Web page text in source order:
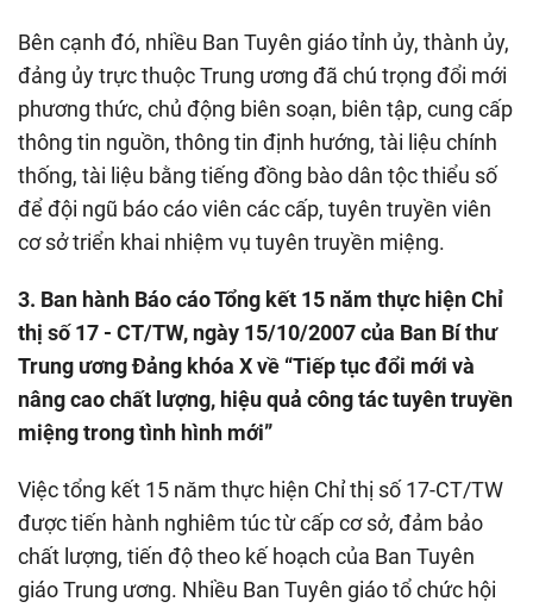
Bên cạnh đó, nhiều Ban Tuyên giáo tỉnh ủy, thành ủy,
đảng ủy trực thuộc Trung ương đã chú trọng đổi mới
phương thức, chủ động biên soạn, biên tập, cung cấp
thông tin nguồn, thông tin định hướng, tài liệu chính
thống, tài liệu bằng tiếng đồng bào dân tộc thiểu số
để đội ngũ báo cáo viên các cấp, tuyên truyền viên
cơ sở triển khai nhiệm vụ tuyên truyền miệng.
3. Ban hành Báo cáo Tổng kết 15 năm thực hiện Chỉ
thị số 17 - CT/TW, ngày 15/10/2007 của Ban Bí thư
Trung ương Đảng khóa X về “Tiếp tục đổi mới và
nâng cao chất lượng, hiệu quả công tác tuyên truyền
miệng trong tình hình mới”
Việc tổng kết 15 năm thực hiện Chỉ thị số 17-CT/TW
được tiến hành nghiêm túc từ cấp cơ sở, đảm bảo
chất lượng, tiến độ theo kế hoạch của Ban Tuyên
giáo Trung ương. Nhiều Ban Tuyên giáo tổ chức hội